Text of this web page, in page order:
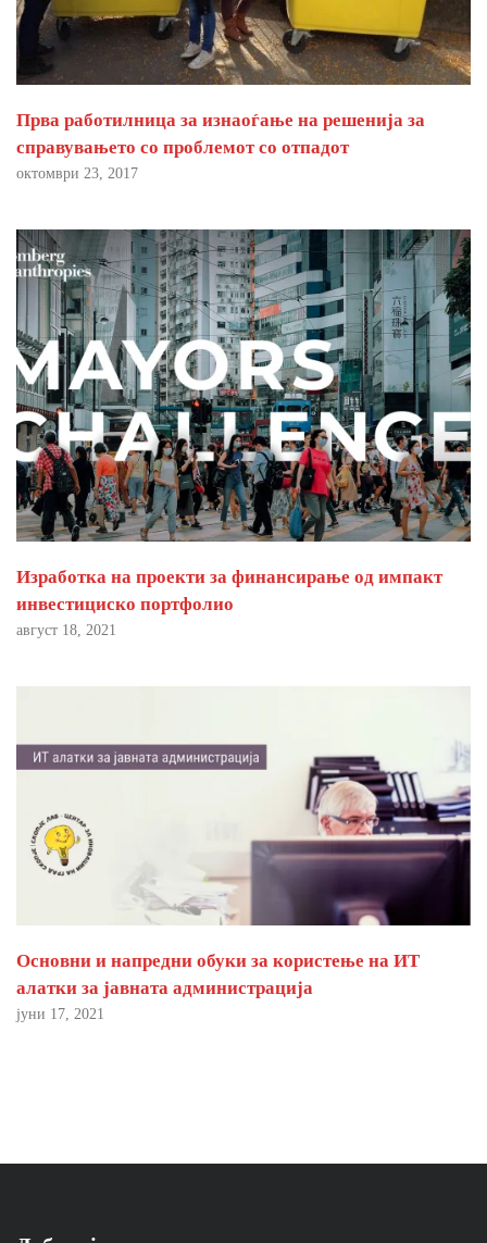
Прва работилница за изнаоѓање на решенија за
справувањето со проблемот со отпадот
октомври 23, 2017
Изработка на проекти за финансирање од импакт
инвестициско портфолио
август 18, 2021
Основни и напредни обуки за користење на ИТ
алатки за јавната администрација
јуни 17, 2021